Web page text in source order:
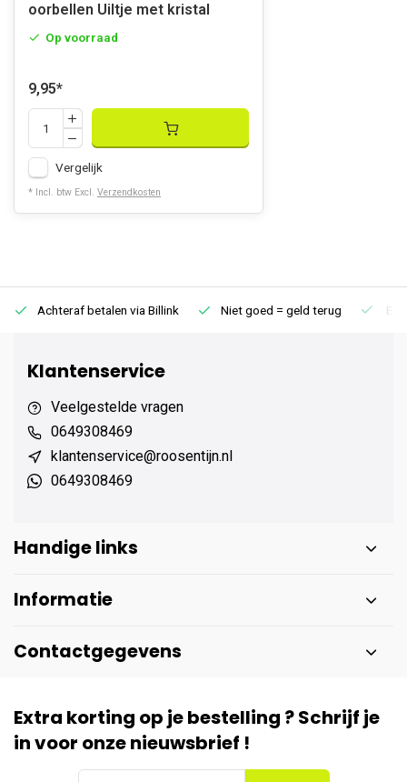
oorbellen Uiltje met kristal
Op voorraad
9,95*
Vergelijk
* Incl. btw Excl. Verzendkosten
Achteraf betalen via Billink Niet goed = geld terug
Klantenservice
Veelgestelde vragen
0649308469
klantenservice@roosentijn.nl
0649308469
Handige links
Informatie
Contactgegevens
Extra korting op je bestelling ? Schrijf je
in voor onze nieuwsbrief !